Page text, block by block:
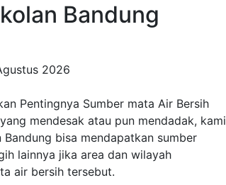
Bandung
2026
Pentingnya Sumber mata Air Bersih
mendesak atau pun mendadak, kami
bisa mendapatkan sumber
lainnya jika area dan wilayah
air bersih tersebut.